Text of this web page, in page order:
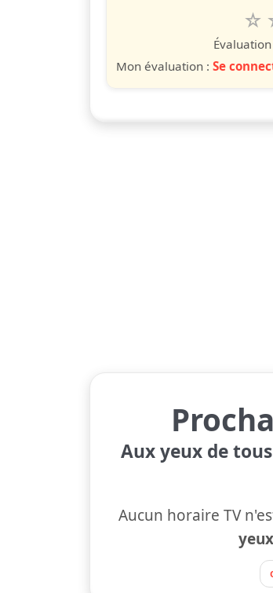
2
étoile
Mon évaluation : Se
Aux yeux de tous
Aucun horaire TV